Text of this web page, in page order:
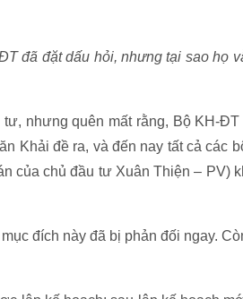
đã đặt dấu hỏi, nhưng tại sao họ
nhưng quên mất rằng, Bộ KH-ĐT
Khải đề ra, và đến nay tất cả các
của chủ đầu tư Xuân Thiện – PV)
đích này đã bị phản đối ngay.